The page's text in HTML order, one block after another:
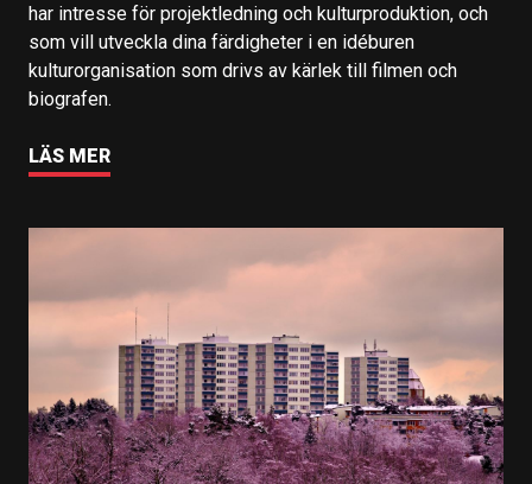
har intresse för projektledning och kulturproduktion, och
som vill utveckla dina färdigheter i en idéburen
kulturorganisation som drivs av kärlek till filmen och
biografen.
LÄS MER